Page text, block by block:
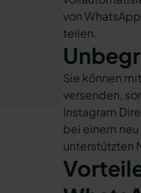
von
teilen.
Sie können
versenden,
Instagram
bei einem
unterstützten